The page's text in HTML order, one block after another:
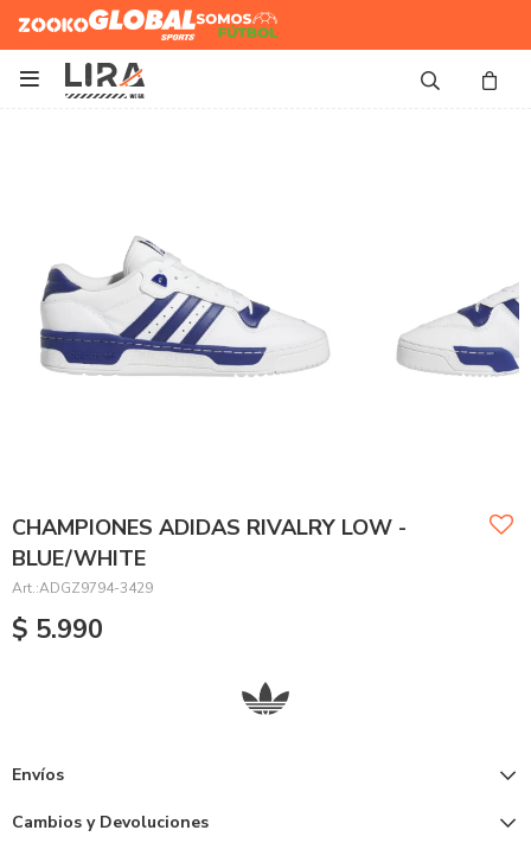
Zooko Global Sports
Somos
Futbol

CHAMPIONES ADIDAS RIVALRY LOW -
BLUE/WHITE
ADGZ9794-3429
$ 5.990
Envíos
Cambios y Devoluciones